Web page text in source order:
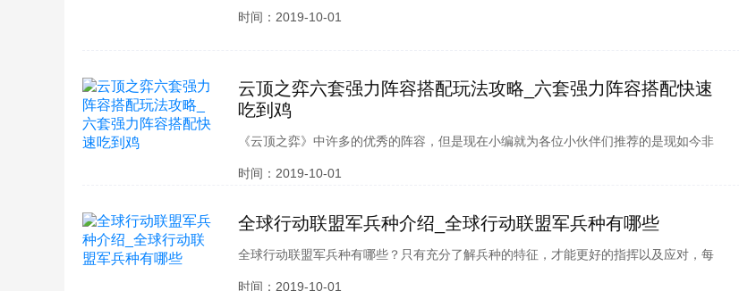
行了升级了，升级之后会有怎样的变化呢？酷酷游戏小编为各位整理了空之挽歌武器升
时间：2019-10-01
云顶之弈六套强力阵容搭配玩法攻略_六套强力阵容搭配快速
吃到鸡
《云顶之弈》中许多的优秀的阵容，但是现在小编就为各位小伙伴们推荐的是现如今非
常强势的六大阵容流派，那么就有小伙伴们就问了，这强力的六大强力阵容是那六大阵
时间：2019-10-01
全球行动联盟军兵种介绍_全球行动联盟军兵种有哪些
全球行动联盟军兵种有哪些？只有充分了解兵种的特征，才能更好的指挥以及应对，每
个兵种都有属于自己的特性，想必各位玩家也都想要了解吧，酷酷游戏小编为各位整理
时间：2019-10-01